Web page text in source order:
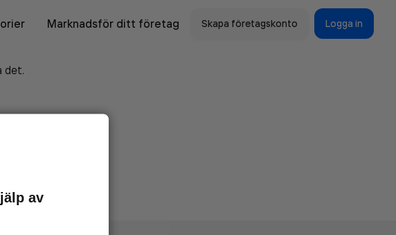
Marknadsför ditt företag Skapa företagskonto Logga in
det.
av